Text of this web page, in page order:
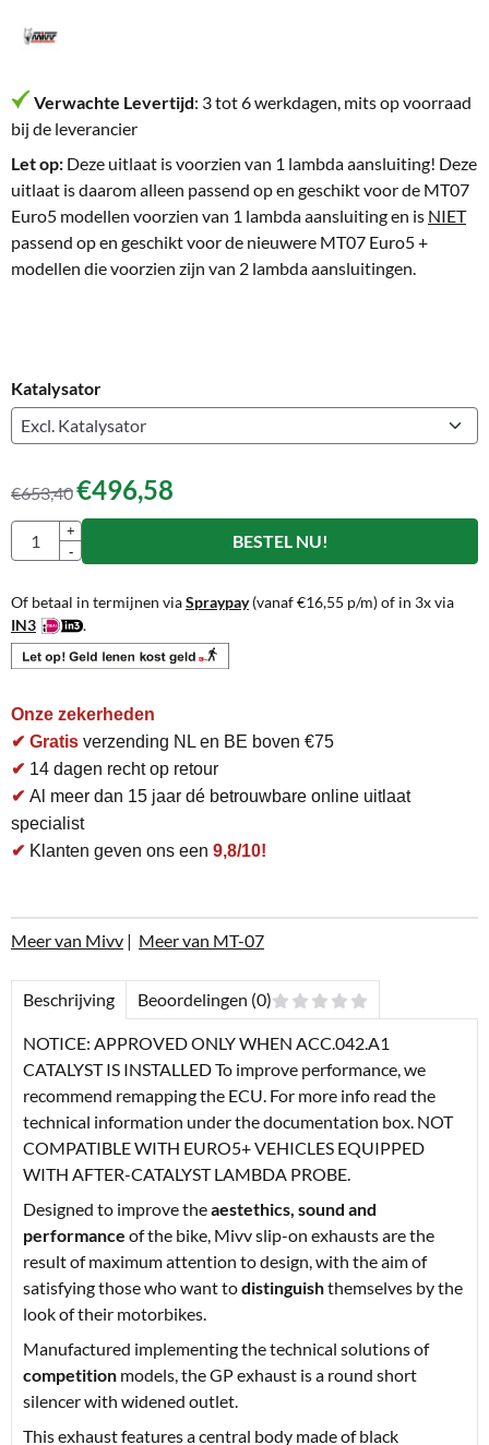
Verwachte Levertijd: 3 tot 6 werkdagen, mits op voorraad
bij de leverancier
Let op: Deze uitlaat is voorzien van 1 lambda aansluiting! Deze
uitlaat is daarom alleen passend op en geschikt voor de MT07
Euro5 modellen voorzien van 1 lambda aansluiting en is NIET
passend op en geschikt voor de nieuwere MT07 Euro5 +
modellen die voorzien zijn van 2 lambda aansluitingen.
Katalysator
€653,40€496,58
Aantal
+
-
BESTEL NU!
Of betaal in termijnen viaSpraypay(vanaf€16,55 p/m) of in 3x via
IN3
.
Onze zekerheden
✔ Gratis verzending NL en BE boven €75
✔ 14 dagen recht op retour
✔ Al meer dan 15 jaar dé betrouwbare online uitlaat
specialist
✔ Klanten geven ons een 9,8/10!
Meer van Mivv | Meer van MT-07
Beschrijving Beoordelingen (0)
NOTICE: APPROVED ONLY WHEN ACC.042.A1
CATALYST IS INSTALLED To improve performance, we
recommend remapping the ECU. For more info read the
technical information under the documentation box. NOT
COMPATIBLE WITH EURO5+ VEHICLES EQUIPPED
WITH AFTER-CATALYST LAMBDA PROBE.
Designed to improve theaestethics, sound and
performance of the bike, Mivv slip-on exhausts are the
result of maximum attention to design, with the aim of
satisfying those who want todistinguishthemselves by the
look of their motorbikes.
Manufactured implementing the technical solutions of
competition models, the GP exhaust is a round short
silencer with widened outlet.
This exhaust features a central body made of black